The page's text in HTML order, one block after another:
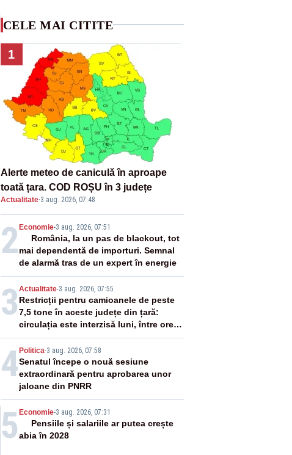
CELE MAI CITITE
1
Alerte meteo de caniculă în aproape
toată țara. COD ROȘU în 3 județe
Actualitate·3 aug. 2026, 07:48
2Economie-3 aug. 2026, 07:51
România, la un pas de blackout, tot
mai dependentă de importuri. Semnal
de alarmă tras de un expert în energie
3 Actualitate-3 aug. 2026, 07:55
Restricții pentru camioanele de peste
7,5 tone în aceste județe din țară:
circulația este interzisă luni, între orele
12:00 și 20:00
4Politica-3 aug. 2026, 07:58
Senatul începe o nouă sesiune
extraordinară pentru aprobarea unor
jaloane din PNRR
5 Economie-3 aug. 2026, 07:31
Pensiile și salariile ar putea crește
abia în 2028